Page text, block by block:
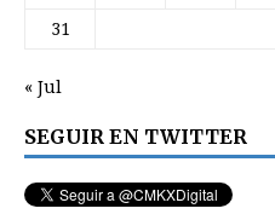
31
« Jul
SEGUIR EN TWITTER